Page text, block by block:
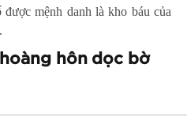
mệnh danh là kho báu của
hôn dọc bờ